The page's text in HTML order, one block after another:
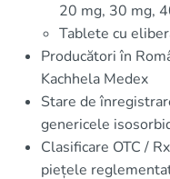
20 mg, 30 mg,
Tablete cu
Producători în
Kachhela Medex
Stare de
genericele
Clasificare OTC /
piețele